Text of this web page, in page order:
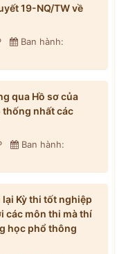
19-NQ/TW về
Ban hành:
qua Hồ sơ của
thống nhất các
Ban hành:
lại Kỳ thi tốt nghiệp
các môn thi mà thí
học phổ thông